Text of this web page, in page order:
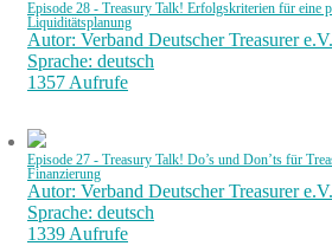
Episode 28 - Treasury Talk! Erfolgskriterien für eine
Liquiditätsplanung
Autor: Verband Deutscher Treasurer e.V.
Sprache: deutsch
1357 Aufrufe
Episode 27 - Treasury Talk! Do’s und Don’ts für
Finanzierung
Autor: Verband Deutscher Treasurer e.V.
Sprache: deutsch
1339 Aufrufe